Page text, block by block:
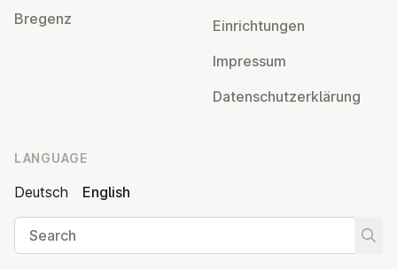
Bregenz
Ein­rich­tun­gen
Impressum
Datens­chutzerklärung
LANGUAGE
Deutsch
English
Search